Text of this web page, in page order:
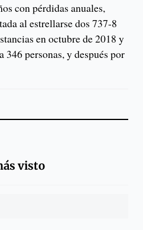
con pérdidas anuales,
al estrellarse dos 737-8
en octubre de 2018 y
346 personas, y después por
visto